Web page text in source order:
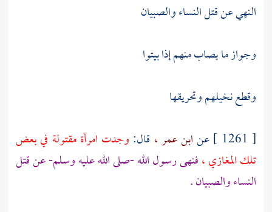
النهي عن قتل النساء والصبيان
وجواز ما يصاب منهم إذا بيتوا
وقطع نخيلهم وتحريقها
[ 1261 ] عن
ابن عمر ، قال: وجدت امرأة مقتولة في بعض
تلك المغازي ،فنهى رسول الله -صلى الله عليه وسلم- عن قتل
النساء والصبيان .